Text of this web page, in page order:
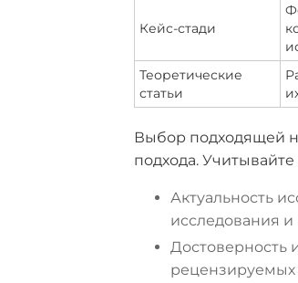
Кейс-стади
Теоретические
статьи
Выбор подходящей
подхода.
Актуальность
исследования
Достоверность
рецензируемых